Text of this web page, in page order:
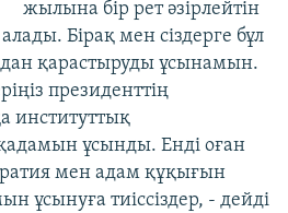
жылына бір рет әзірлейтін
Бірақ мен сіздерге бұл
қарастыруды ұсынамын.
президенттің
институттық
ұсынды. Енді оған
мен адам құқығын
ұсынуға тиіссіздер, - дейді